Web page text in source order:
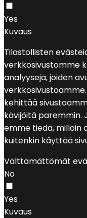
Yes
Kuvaus
Tilastollisten
verkkosivustomme
analyyseja, joiden
kehittää
kävijöitä paremmin.
emme tiedä, milloin
kuitenkin käyttää
Välttämättömät
No
Yes
Kuvaus